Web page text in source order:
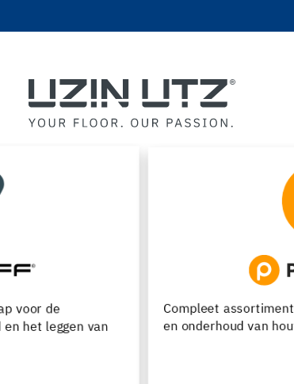
assortiment voor de verwerking, renovatie
van houten vloeren